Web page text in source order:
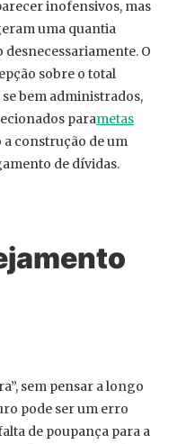
inofensivos, mas
uma quantia
O
sobre o total
se bem administrados,
parametas
a construção de um
de dívidas.
sem pensar a longo
pode ser um erro
de poupança para a